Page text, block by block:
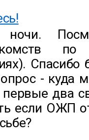
ночи.
- куда
два
если ОЖП